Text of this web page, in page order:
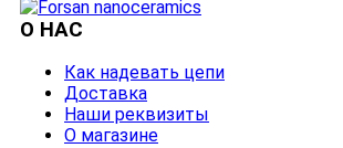
О НАС
Как надевать цепи
Доставка
Наши реквизиты
О магазине